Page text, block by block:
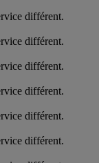
différent.
différent.
différent.
différent.
différent.
différent.